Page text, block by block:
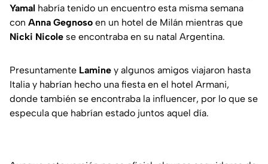
Yamal habría tenido un encuentro esta misma semana
con Anna Gegnoso en un hotel de Milán mientras que
Nicki Nicole se encontraba en su natal Argentina.
Presuntamente Lamine y algunos amigos viajaron hasta
Italia y habrían hecho una fiesta en el hotel Armani,
donde también se encontraba la influencer, por lo que se
especula que habrían estado juntos aquel día.